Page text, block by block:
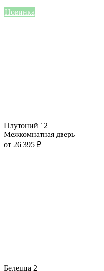
Новинка
Плутоний 12
Межкомнатная дверь
от 26 395 ₽
Белецца 2